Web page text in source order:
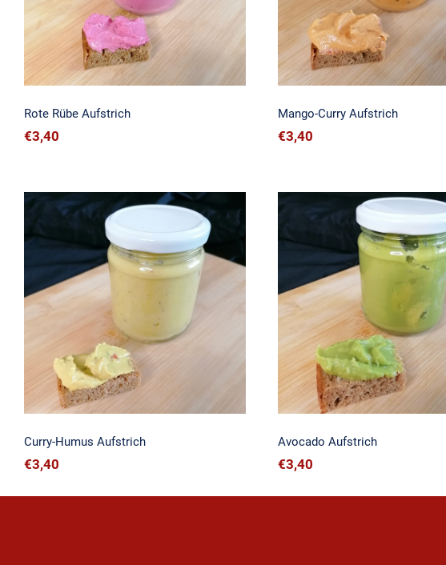
Rote Rübe Aufstrich
€3,40
Mango-Curry Aufstrich
€3,40
Curry-Humus Aufstrich
Curry-Humus Aufstrich
€3,40
Avocado Aufstrich
Avocado Aufstrich
€3,40